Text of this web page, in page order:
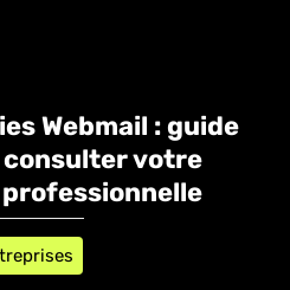
Webmail : guide
votre